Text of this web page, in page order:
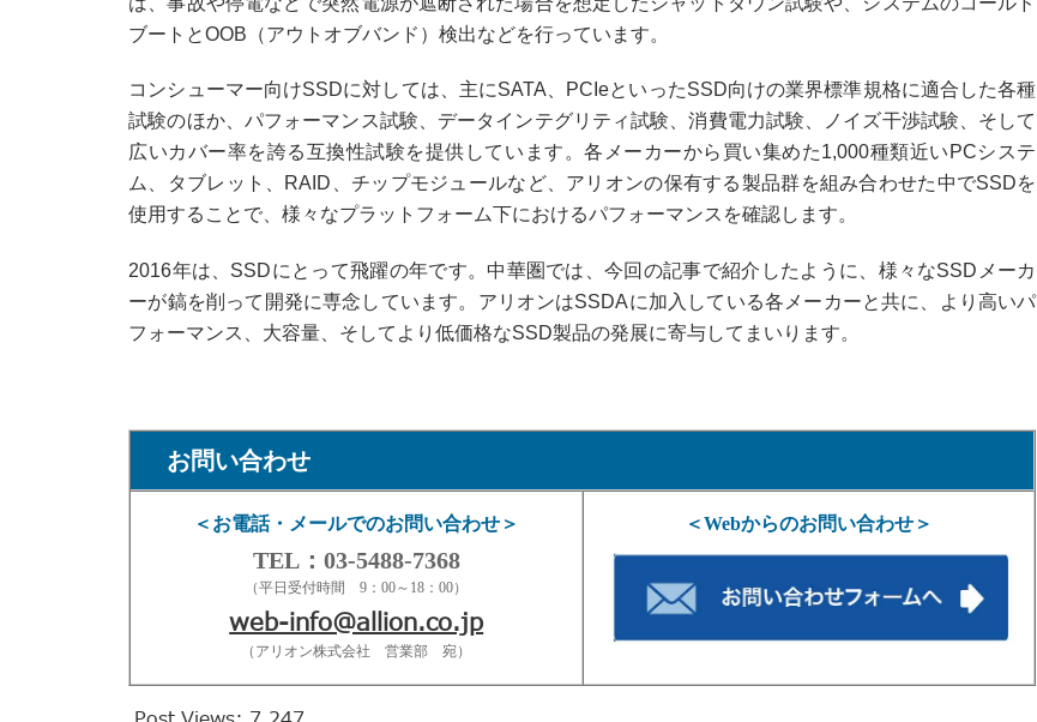
ブートとOOB（アウトオブバンド）検出などを行っています。
コンシューマー向けSSDに対しては、主にSATA、PCIeといったSSD向けの業界標準規格に適合した各種
試験のほか、パフォーマンス試験、データインテグリティ試験、消費電力試験、ノイズ干渉試験、そして
広いカバー率を誇る互換性試験を提供しています。各メーカーから買い集めた1,000種類近いPCシステ
ム、タブレット、RAID、チップモジュールなど、アリオンの保有する製品群を組み合わせた中でSSDを
使用することで、様々なプラットフォーム下におけるパフォーマンスを確認します。
2016年は、SSDにとって飛躍の年です。中華圏では、今回の記事で紹介したように、様々なSSDメーカ
ーが鎬を削って開発に専念しています。アリオンはSSDAに加入している各メーカーと共に、より高いパ
フォーマンス、大容量、そしてより低価格なSSD製品の発展に寄与してまいります。
お問い合わせ
＜お電話・メールでのお問い合わせ＞
TEL：03-5488-7368
（平日受付時間 9：00～18：00）
web-info@allion.co.jp
（アリオン株式会社 営業部 宛）
＜Webからのお問い合わせ＞